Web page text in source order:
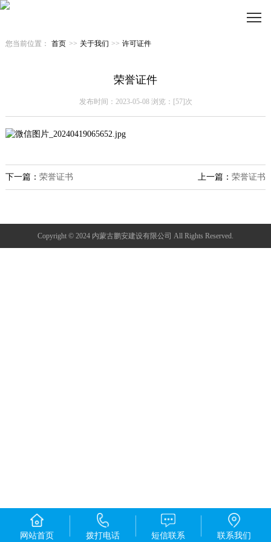
您当前位置： 首页 >> 关于我们 >> 许可证件
荣誉证件
发布时间：2023-05-08 浏览：[57]次
上一篇：荣誉证书
下一篇： 荣誉证书
Copyright © 2024 内蒙古鹏安建设有限公司 All Rights Reserved.
网站首页 拨打电话 短信联系 联系我们